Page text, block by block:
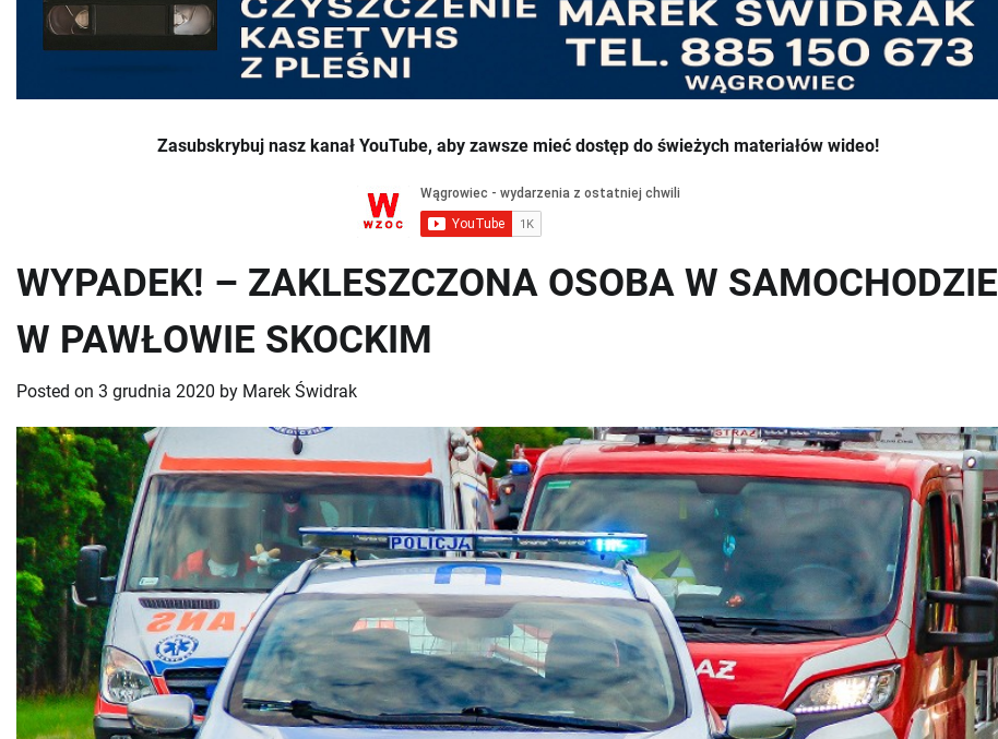
Zasubskrybuj nasz kanał YouTube, aby zawsze mieć dostęp do świeżych materiałów wideo!
WYPADEK! – ZAKLESZCZONA OSOBA W SAMOCHODZIE
W PAWŁOWIE SKOCKIM
Posted on 3 grudnia 2020 by Marek Świdrak